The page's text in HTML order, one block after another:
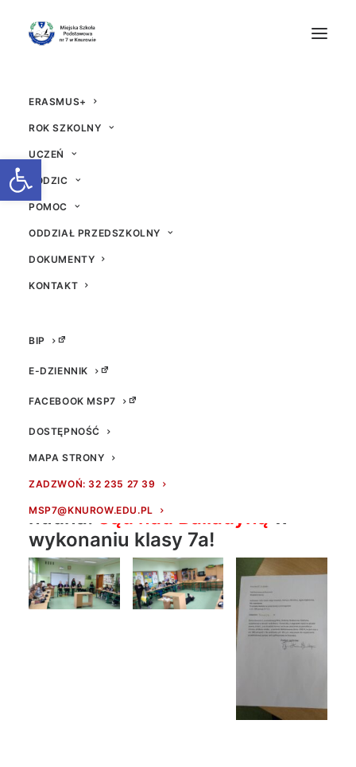
Otwórz pasek narzędzi
ERASMUS+
ROK SZKOLNY
UCZEŃ
RODZIC
POMOC
ODDZIAŁ PRZEDSZKOLNY
DOKUMENTY
KONTAKT
BIP
E-DZIENNIK
FACEBOOK MSP7
DOSTĘPNOŚĆ
MAPA STRONY
ZADZWOŃ: 32 235 27 39
MSP7@KNUROW.EDU.PL
Sąd nad Balladyną
Lekcja polskiego nie musi być
nudna!Sąd nad Balladyną w
wykonaniu klasy 7a!